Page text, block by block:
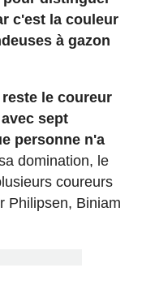
c'est la couleur
à gazon
reste le coureur
sept
personne n'a
domination, le
coureurs
Philipsen, Biniam